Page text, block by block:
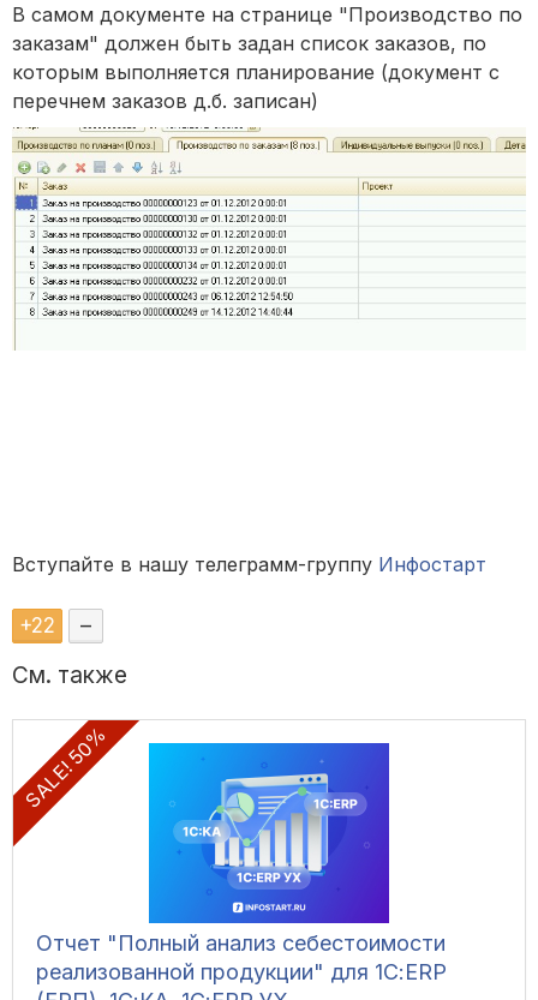
В самом документе на странице "Производство по
заказам" должен быть задан список заказов, по
которым выполняется планирование (документ с
перечнем заказов д.б. записан)
Вступайте в нашу телеграмм-группу Инфостарт
+22 –
См. также
SALE! 50%
Отчет "Полный анализ себестоимости
реализованной продукции" для 1С:ERP